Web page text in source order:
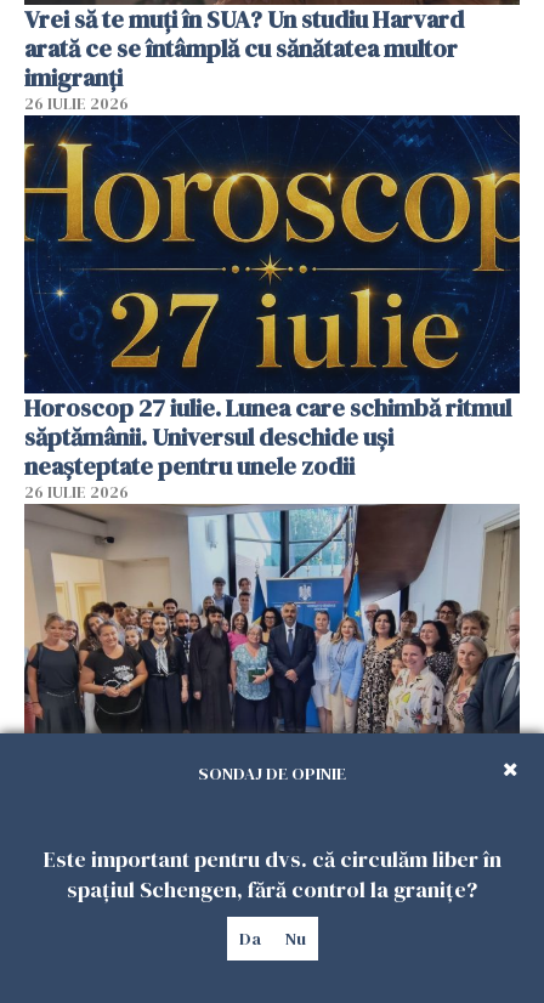
Vrei să te muți în SUA? Un studiu Harvard
arată ce se întâmplă cu sănătatea multor
imigranți
26 IULIE 2026
Horoscop 27 iulie. Lunea care schimbă ritmul
săptămânii. Universul deschide uși
neașteptate pentru unele zodii
26 IULIE 2026
intervenții în doar 24 de ore
26 IULIE 2026
SONDAJ DE OPINIE
Este important pentru dvs. că circulăm liber în
spațiul Schengen, fără control la granițe?
Da Nu